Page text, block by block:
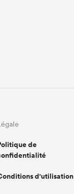
de
d'utilisation